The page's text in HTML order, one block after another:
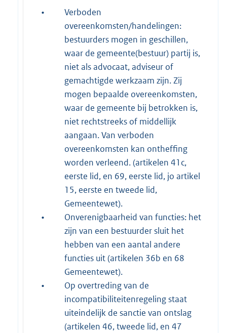
•
Verboden
overeenkomsten/handelingen:
bestuurders mogen in geschillen,
waar de gemeente(bestuur) partij is,
niet als advocaat, adviseur of
gemachtigde werkzaam zijn. Zij
mogen bepaalde overeenkomsten,
waar de gemeente bij betrokken is,
niet rechtstreeks of middellijk
aangaan. Van verboden
overeenkomsten kan ontheffing
worden verleend. (artikelen 41c,
eerste lid, en 69, eerste lid, jo artikel
15, eerste en tweede lid,
Gemeentewet).
•
Onverenigbaarheid van functies: het
zijn van een bestuurder sluit het
hebben van een aantal andere
functies uit (artikelen 36b en 68
Gemeentewet).
•
Op overtreding van de
incompatibiliteitenregeling staat
uiteindelijk de sanctie van ontslag
(artikelen 46, tweede lid, en 47